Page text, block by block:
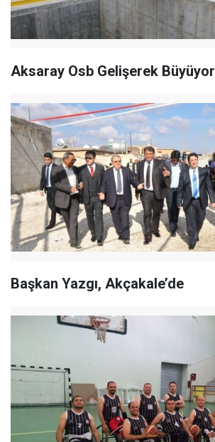
Aksaray Osb Gelişerek Büyüyor
Başkan Yazgı, Akçakale’de